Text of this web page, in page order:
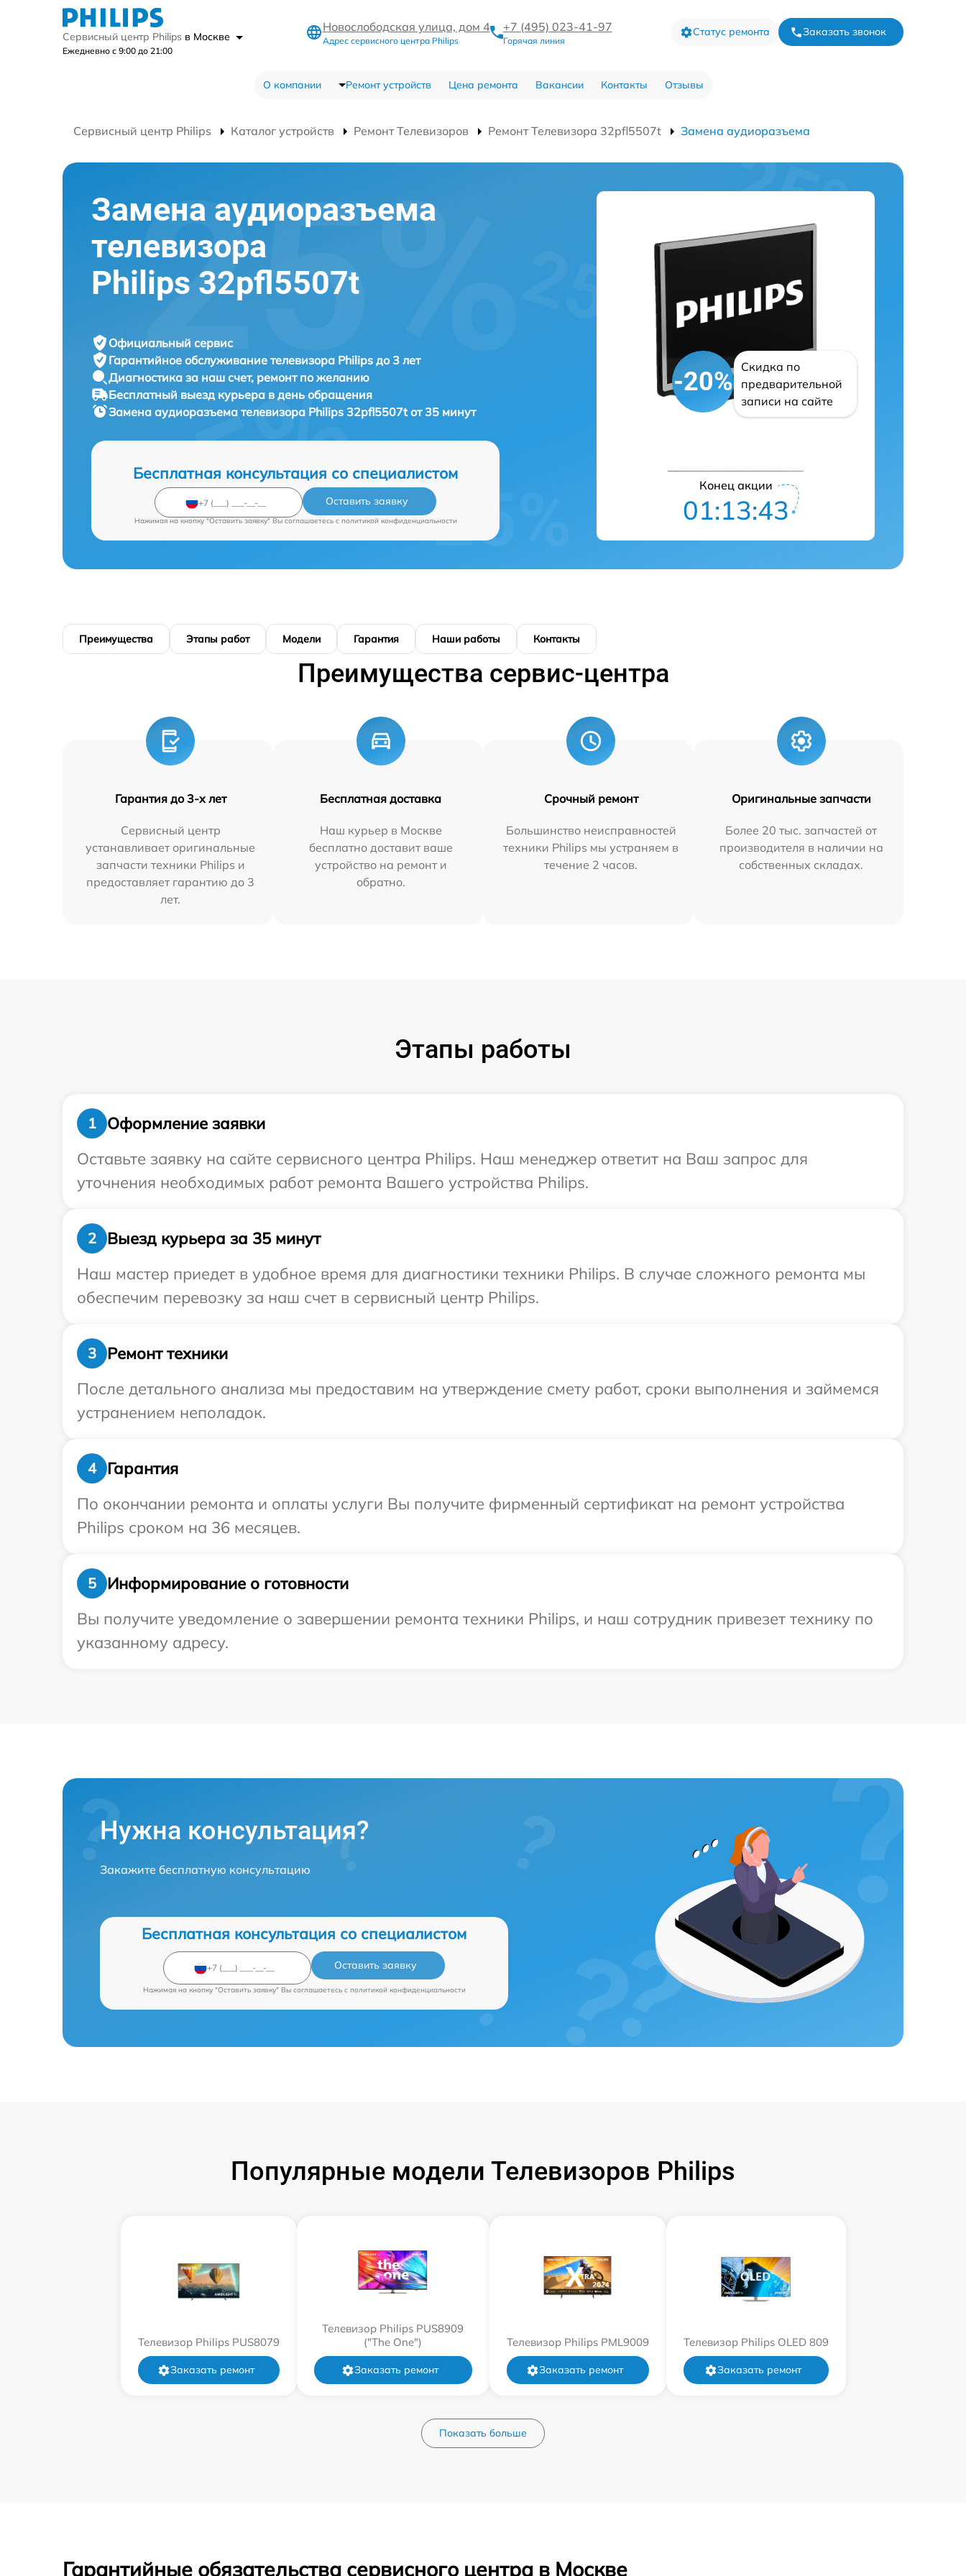
Сервисный центр Philips в Москве
Ежедневно с 9:00 до 21:00
Новослободская улица, дом 4
Адрес сервисного центра Philips
+7 (495) 023-41-97
Горячая линия
Статус ремонта Заказать звонок
О компании Ремонт устройств Цена ремонта Вакансии Контакты Отзывы
Сервисный центр Philips Каталог устройств Ремонт Телевизоров Ремонт Телевизора 32pfl5507t Замена аудиоразъема
Замена аудиоразъема
телевизора
Philips 32pfl5507t
Официальный сервис
Гарантийное обслуживание телевизора Philips до 3 лет
Диагностика за наш счет, ремонт по желанию
Бесплатный выезд курьера в день обращения
Замена аудиоразъема телевизора Philips 32pfl5507t от 35 минут
Бесплатная консультация со специалистом
Оставить заявку
Нажимая на кнопку "Оставить заявку" Вы соглашаетесь c политикой конфиденциальности
-20%
Скидка по
предварительной
записи на сайте
Конец акции
01:13:42
Преимущества Этапы работ Модели Гарантия Наши работы Контакты
Преимущества сервис-центра
Гарантия до 3-х лет
Сервисный центр
устанавливает оригинальные
запчасти техники Philips и
предоставляет гарантию до 3
лет.
Бесплатная доставка
Наш курьер в Москве
бесплатно доставит ваше
устройство на ремонт и
обратно.
Срочный ремонт
Большинство неисправностей
техники Philips мы устраняем в
течение 2 часов.
Оригинальные запчасти
Более 20 тыс. запчастей от
производителя в наличии на
собственных складах.
Этапы работы
1
Оформление заявки
Оставьте заявку на сайте сервисного центра Philips. Наш менеджер ответит на Ваш запрос для
уточнения необходимых работ ремонта Вашего устройства Philips.
2
Выезд курьера за 35 минут
Наш мастер приедет в удобное время для диагностики техники Philips. В случае сложного ремонта мы
обеспечим перевозку за наш счет в сервисный центр Philips.
3
Ремонт техники
После детального анализа мы предоставим на утверждение смету работ, сроки выполнения и займемся
устранением неполадок.
4
Гарантия
По окончании ремонта и оплаты услуги Вы получите фирменный сертификат на ремонт устройства
Philips сроком на 36 месяцев.
5
Информирование о готовности
Вы получите уведомление о завершении ремонта техники Philips, и наш сотрудник привезет технику по
указанному адресу.
Нужна консультация?
Закажите бесплатную консультацию
Бесплатная консультация со специалистом
Оставить заявку
Нажимая на кнопку "Оставить заявку" Вы соглашаетесь c политикой конфиденциальности
Популярные модели Телевизоров Philips
Телевизор Philips PUS8079
Заказать ремонт
Телевизор Philips PUS8909
("The One")
Заказать ремонт
Телевизор Philips PML9009
Заказать ремонт
Телевизор Philips OLED 809
Заказать ремонт
Показать больше
Гарантийные обязательства сервисного центра в Москве